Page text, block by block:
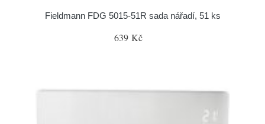
Fieldmann FDG 5015-51R sada nářadí, 51 ks
639 Kč